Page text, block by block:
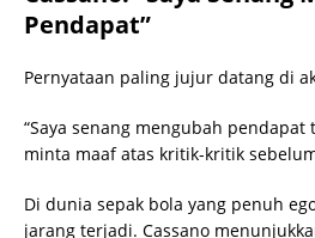
Pendapat”
Pernyataan paling jujur datang di
“Saya senang mengubah pendapat
minta maaf atas kritik-kritik
Di dunia sepak bola yang penuh
jarang terjadi. Cassano